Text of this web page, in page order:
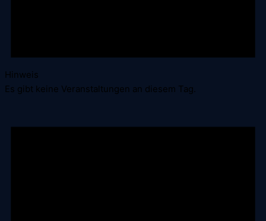
Hinweis
Es gibt keine Veranstaltungen an diesem Tag.